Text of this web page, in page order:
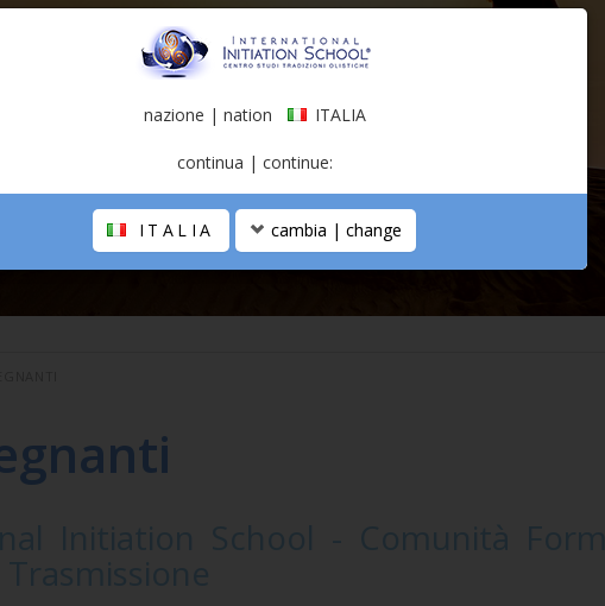
nazione | nation ITALIA
continua | continue:
ITALIA cambia | change